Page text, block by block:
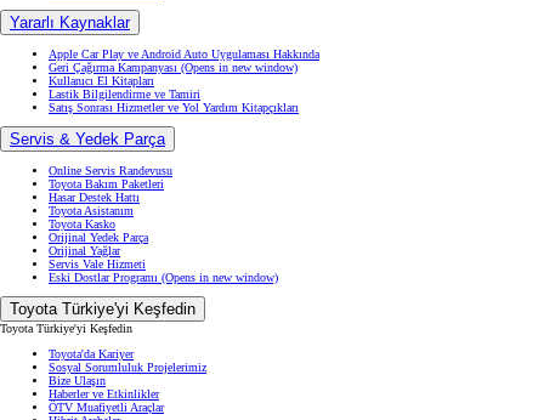
Yararlı Kaynaklar
Apple Car Play ve Android Auto Uygulaması Hakkında
Geri Çağırma Kampanyası (Opens in new window)
Kullanıcı El Kitapları
Lastik Bilgilendirme ve Tamiri
Satış Sonrası Hizmetler ve Yol Yardım Kitapçıkları
Servis & Yedek Parça
Online Servis Randevusu
Toyota Bakım Paketleri
Hasar Destek Hattı
Toyota Asistanım
Toyota Kasko
Orijinal Yedek Parça
Orijinal Yağlar
Servis Vale Hizmeti
Eski Dostlar Programı (Opens in new window)
Toyota Türkiye'yi Keşfedin
Toyota Türkiye'yi Keşfedin
Toyota'da Kariyer
Sosyal Sorumluluk Projelerimiz
Bize Ulaşın
Haberler ve Etkinlikler
ÖTV Muafiyetli Araçlar